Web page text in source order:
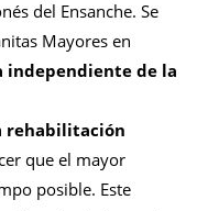
del Ensanche. Se
Mayores en
de la
rehabilitación
que el mayor
posible. Este